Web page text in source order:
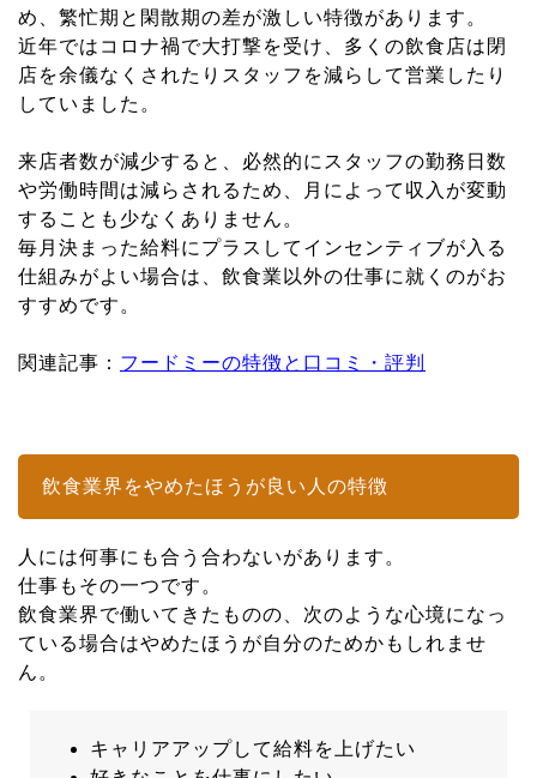
め、繁忙期と閑散期の差が激しい特徴があります。
近年ではコロナ禍で大打撃を受け、多くの飲食店は閉
店を余儀なくされたりスタッフを減らして営業したり
していました。
来店者数が減少すると、必然的にスタッフの勤務日数
や労働時間は減らされるため、月によって収入が変動
することも少なくありません。
毎月決まった給料にプラスしてインセンティブが入る
仕組みがよい場合は、飲食業以外の仕事に就くのがお
すすめです。
関連記事： フードミーの特徴と口コミ・評判
飲食業界をやめたほうが良い人の特徴
人には何事にも合う合わないがあります。
仕事もその一つです。
飲食業界で働いてきたものの、次のような心境になっ
ている場合はやめたほうが自分のためかもしれませ
ん。
キャリアアップして給料を上げたい